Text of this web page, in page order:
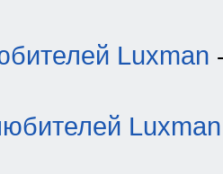
Luxman
Luxman